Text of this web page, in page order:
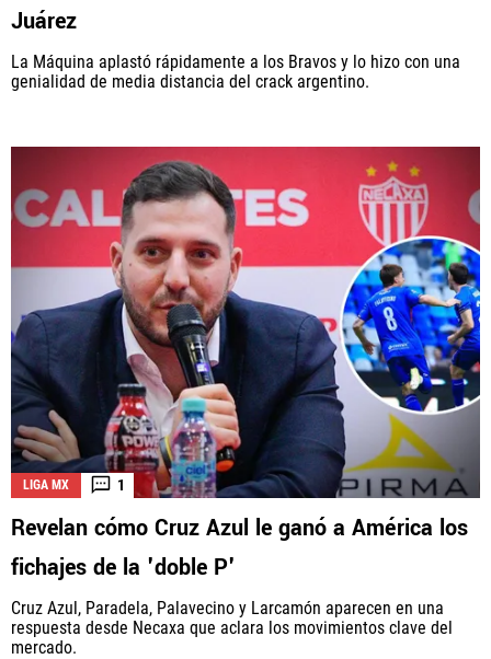
Juárez
La Máquina aplastó rápidamente a los Bravos y lo hizo con una
genialidad de media distancia del crack argentino.
LIGA MX 1
Revelan cómo Cruz Azul le ganó a América los
fichajes de la 'doble P'
Cruz Azul, Paradela, Palavecino y Larcamón aparecen en una
respuesta desde Necaxa que aclara los movimientos clave del
mercado.